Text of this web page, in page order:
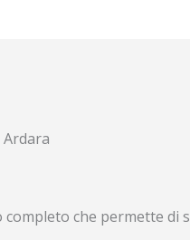
che permette di